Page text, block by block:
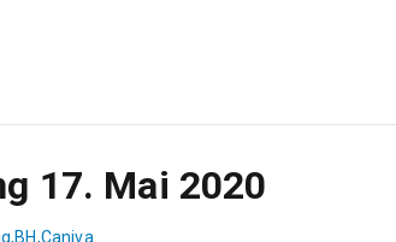
17. Mai 2020
,BH,Caniva